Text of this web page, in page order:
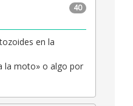
40
en la
la moto» o algo por